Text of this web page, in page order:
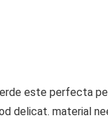
este perfecta
delicat. material